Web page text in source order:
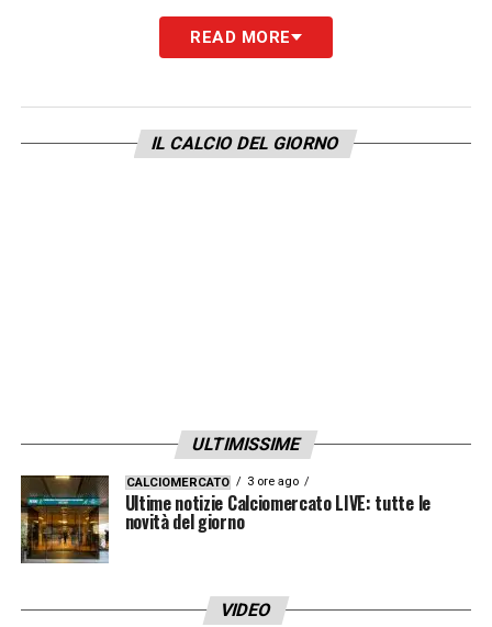
READ MORE
IL CALCIO DEL GIORNO
ULTIMISSIME
CALCIOMERCATO 3 ore ago
Ultime notizie Calciomercato LIVE: tutte le
novità del giorno
VIDEO